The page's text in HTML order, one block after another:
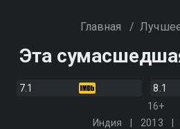
Главная /
Эта
7.1
8.1
16+
Индия
2013